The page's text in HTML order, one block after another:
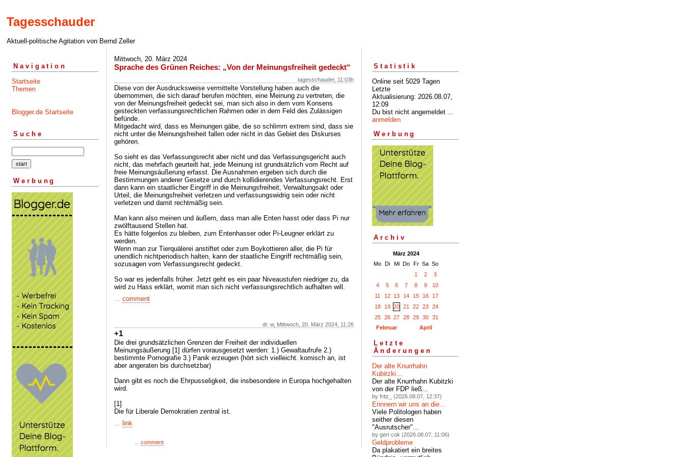
Tagesschauder
Aktuell-politische Agitation von Bernd Zeller
Navigation
Startseite
Themen
Blogger.de Startseite
Suche
Werbung
Mittwoch, 20. März 2024
Sprache des Grünen Reiches: „Von der Meinungsfreiheit gedeckt“
tagesschauder, 11:03h
Diese von der Ausdrucksweise vermittelte Vorstellung haben auch die
übernommen, die sich darauf berufen möchten, eine Meinung zu vertreten, die
von der Meinungsfreiheit gedeckt sei, man sich also in dem vom Konsens
gesteckten verfassungsrechtlichen Rahmen oder in dem Feld des Zulässigen
befünde.
Mitgedacht wird, dass es Meinungen gäbe, die so schlimm extrem sind, dass sie
nicht unter die Meinungsfreiheit fallen oder nicht in das Gebiet des Diskurses
gehören.
So sieht es das Verfassungsrecht aber nicht und das Verfassungsgericht auch
nicht, das mehrfach geurteilt hat, jede Meinung ist grundsätzlich vom Recht auf
freie Meinungsäußerung erfasst. Die Ausnahmen ergeben sich durch die
Bestimmungen anderer Gesetze und durch kollidierendes Verfassungsrecht. Erst
dann kann ein staatlicher Eingriff in die Meinungsfreiheit, Verwaltungsakt oder
Urteil, die Meinungsfreiheit verletzen und verfassungswidrig sein oder nicht
verletzen und damit rechtmäßig sein.
Man kann also meinen und äußern, dass man alle Enten hasst oder dass Pi nur
zwölftausend Stellen hat.
Es hätte folgenlos zu bleiben, zum Entenhasser oder Pi-Leugner erklärt zu
werden.
Wenn man zur Tierquälerei anstiftet oder zum Boykottieren aller, die Pi für
unendlich nichtperiodisch halten, kann der staatliche Eingriff rechtmäßig sein,
sozusagen vom Verfassungsrecht gedeckt.
So war es jedenfalls früher. Jetzt geht es ein paar Niveaustufen niedriger zu, da
wird zu Hass erklärt, womit man sich nicht verfassungsrechtlich aufhalten will.
... comment
dr. w, Mittwoch, 20. März 2024, 11:26
+1
Die drei grundsätzlichen Grenzen der Freiheit der individuellen
Meinungsäußerung [1] dürfen vorausgesetzt werden: 1.) Gewaltaufrufe 2.)
bestimmte Pornografie 3.) Panik erzeugen (hört sich vielleicht. komisch an, ist
aber angeraten bis durchsetzbar)
Dann gibt es noch die Ehrpusseligkeit, die insbesondere in Europa hochgehalten
wird.
[1]
Die für Liberale Demokratien zentral ist.
... link
comment
Statistik
Online seit 5029 Tagen
Letzte
Aktualisierung: 2026.08.07,
12:09
Du bist nicht angemeldet ...
anmelden
Werbung
Archiv
März 2024
Mo Di Mi Do Fr Sa So
1
2
3
4
5 6 7 8 9
10
11
12 13 14 15 16
17
18
19 20 21 22 23
24
25
26 27 28 29 30
31
Februar
April
Letzte
Änderungen
Der alte Knurrhahn
Kubitzki...
Der alte Knurrhahn Kubitzki
von der FDP ließ...
by fritz_ (2026.08.07, 12:37)
Erinnern wir uns an die...
Viele Politologen haben
seither diesen
"Ausrutscher"...
by gert cok (2026.08.07, 11:06)
Geldprobleme
Da plakatiert ein breites